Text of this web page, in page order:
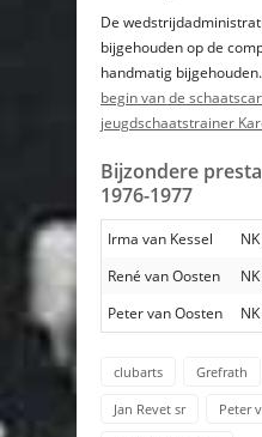
De
bijgehouden op de
handmatig bijgehouden.
begin van de
jeugdschaatstrainer
Bijzondere
1976-1977
Irma van Kessel
René van Oosten
Peter van Oosten
clubarts Grefrath
Jan Revet sr Peter